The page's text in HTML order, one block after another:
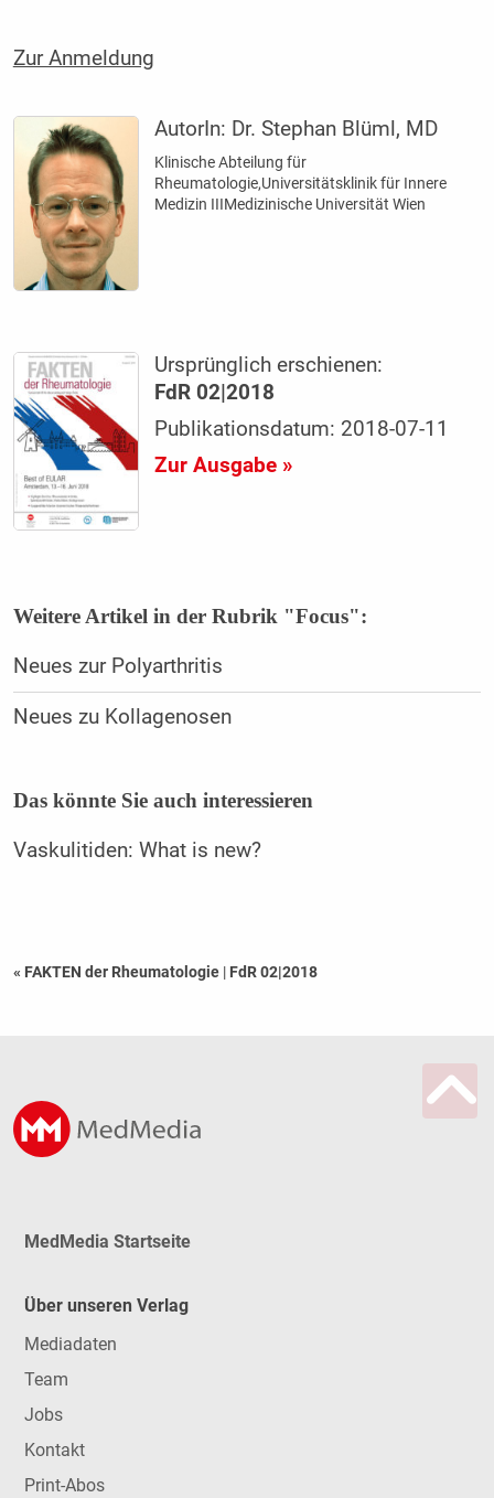
Zur Anmeldung
AutorIn: Dr. Stephan Blüml, MD
Klinische Abteilung für
Rheumatologie,Universitätsklinik für Innere
Medizin IIIMedizinische ­Universität Wien
Ursprünglich erschienen:
FdR 02|2018
Publikationsdatum: 2018-07-11
Zur Ausgabe »
Weitere Artikel in der Rubrik "Focus":
Neues zur Polyarthritis
Neues zu Kollagenosen
Das könnte Sie auch interessieren
Vaskulitiden: What is new?
« FAKTEN der Rheumatologie | FdR 02|2018
MedMedia Startseite
Über unseren Verlag
Mediadaten
Team
Jobs
Kontakt
Print-Abos